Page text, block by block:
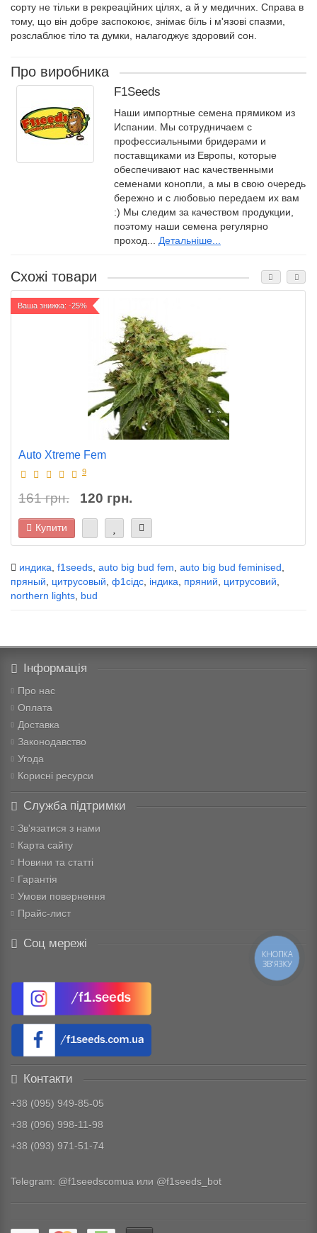
сорту не тільки в рекреаційних цілях, а й у медичних. Справа в
тому, що він добре заспокоює, знімає біль і м'язові спазми,
розслаблює тіло та думки, налагоджує здоровий сон.
Про виробника
F1Seeds
Наши импортные семена прямиком из
Испании. Мы сотрудничаем с
профессиальными бридерами и
поставщиками из Европы, которые
обеспечивают нас качественными
семенами конопли, а мы в свою очередь
бережно и с любовью передаем их вам
:) Мы следим за качеством продукции,
поэтому наши семена регулярно
проход... Детальніше...
Схожі товари
Ваша знижка: -25%
Auto Xtreme Fem
9
161 грн. 120 грн.
Купити
индика f1seeds auto big bud fem auto big bud feminised
пряный
цитрусовый ф1сідс індика пряний цитрусовий
northern lights bud
Інформація
Про нас
Оплата
Доставка
Законодавство
Угода
Корисні ресурси
Служба підтримки
Зв'язатися з нами
Карта сайту
Новини та статті
Гарантія
Умови повернення
Прайс-лист
Соц мережі
Контакти
+38 (095) 949-85-05
+38 (096) 998-11-98
+38 (093) 971-51-74
Telegram: @f1seedscomua или @f1seeds_bot
КНОПКА
ЗВ'ЯЗКУ